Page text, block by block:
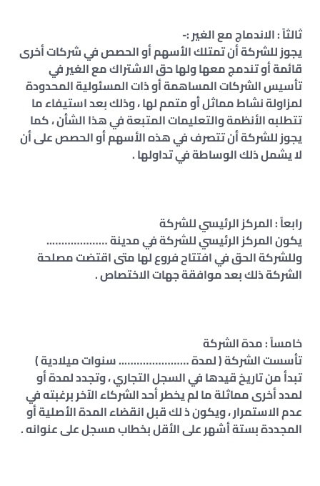
ثالثاً : الاندماج مع الغير :-
يجوز للشركة أن تمتلك الأسهم أو الحصص في شركات أخرى
قائمة أو تندمج معها ولها حق الاشتراك مع الغير في
تأسيس الشركات المساهمة أو ذات المسئولية المحدودة
لمزاولة نشاط مماثل أو متمم لها ، وذلك بعد استيفاء ما
تتطلبه الأنظمة والتعليمات المتبعة في هذا الشأن ، كما
يجوز للشركة أن تتصرف في هذه الأسهم أو الحصص على أن
لا يشمل ذلك الوساطة في تداولها .
رابعاً : المركز الرئيسي للشركة
يكون المركز الرئيسي للشركة في مدينة ………………..
وللشركة الحق في افتتاح فروع لها متى اقتضت مصلحة
الشركة ذلك بعد موافقة جهات الاختصاص .
خامساً : مدة الشركة
تأسست الشركة ( لمدة ………………….. سنوات ميلادية )
تبدأ من تاريخ قيدها في السجل التجاري ، وتجدد لمدة أو
لمدد أخرى مماثلة ما لم يخطر أحد الشركاء الآخر برغبته في
عدم الاستمرار ، ويكون ذ لك قبل انقضاء المدة الأصلية أو
المجددة بستة أشهر على الأقل بخطاب مسجل على عنوانه .